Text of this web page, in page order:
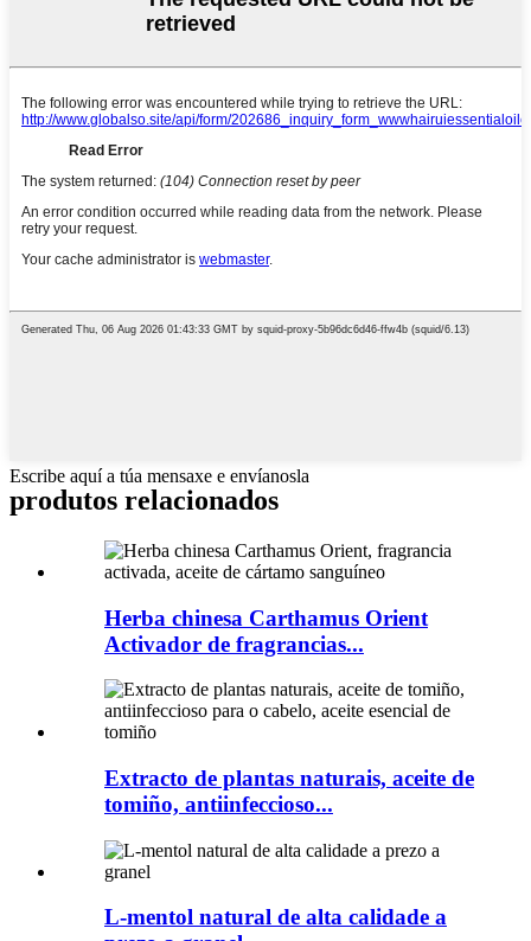
Escribe aquí a túa mensaxe e envíanosla
produtos relacionados
Herba chinesa Carthamus Orient
Activador de fragrancias...
Extracto de plantas naturais, aceite de
tomiño, antiinfeccioso...
L-mentol natural de alta calidade a